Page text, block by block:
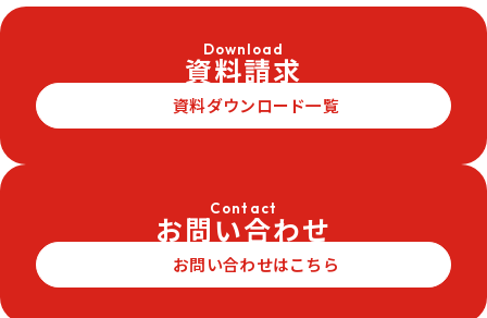
Download
資料請求
資料ダウンロード一覧
Contact
お問い合わせ
お問い合わせはこちら